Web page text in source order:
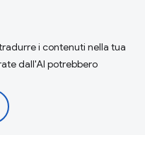
i contenuti nella tua
dall'AI potrebbero